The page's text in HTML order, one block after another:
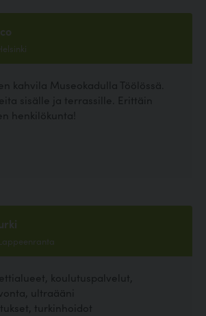
kahvila Museokadulla Töölössä.
sisälle ja terrassille. Erittäin
henkilökunta!
koulutuspalvelut,
ultraääni
turkinhoidot